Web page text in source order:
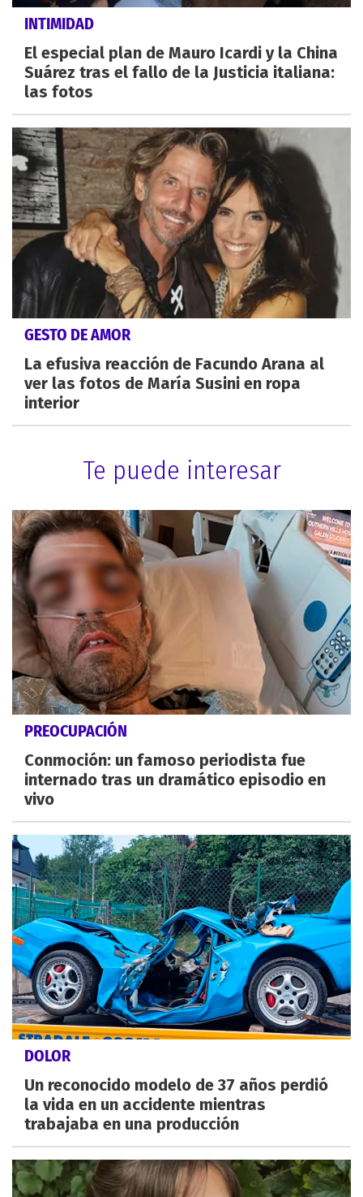
INTIMIDAD
El especial plan de Mauro Icardi y la China
Suárez tras el fallo de la Justicia italiana:
las fotos
GESTO DE AMOR
La efusiva reacción de Facundo Arana al
ver las fotos de María Susini en ropa
interior
Te puede interesar
PREOCUPACIÓN
Conmoción: un famoso periodista fue
internado tras un dramático episodio en
vivo
DOLOR
Un reconocido modelo de 37 años perdió
la vida en un accidente mientras
trabajaba en una producción